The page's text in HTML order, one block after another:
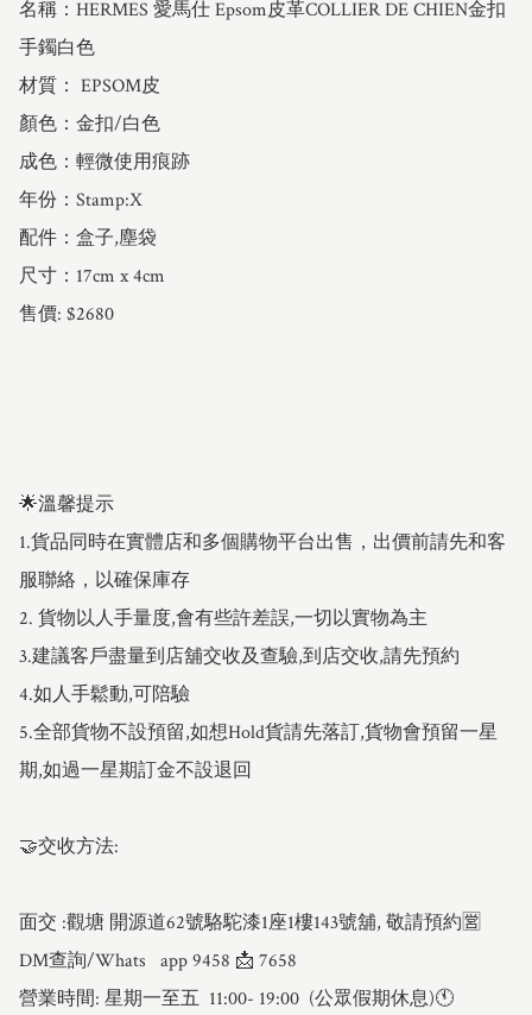
名稱：HERMES 愛馬仕 Epsom皮革COLLIER DE CHIEN金扣
手鐲白色
材質： EPSOM皮
顏色：金扣/白色
成色：輕微使用痕跡
年份：Stamp:X
配件：盒子,塵袋
尺寸：17cm x 4cm
售價: $2680
🌟溫馨提示
1.貨品同時在實體店和多個購物平台出售，出價前請先和客
服聯絡，以確保庫存
2. 貨物以人手量度,會有些許差誤,一切以實物為主
3.建議客戶盡量到店舖交收及查驗,到店交收,請先預約
4.如人手鬆動,可陪驗
5.全部貨物不設預留,如想Hold貨請先落訂,貨物會預留一星
期,如過一星期訂金不設退回
🤝交收方法:
面交 :觀塘 開源道62號駱駝漆1座1樓143號舖, 敬請預約🈺
DM查詢/Whats   app 9458 📩 7658
營業時間: 星期一至五  11:00- 19:00  (公眾假期休息)🕚